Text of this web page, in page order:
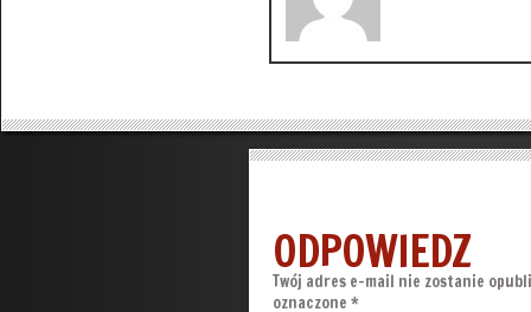
ODPOWIEDZ
Twój adres e-mail nie zostanie
oznaczone *